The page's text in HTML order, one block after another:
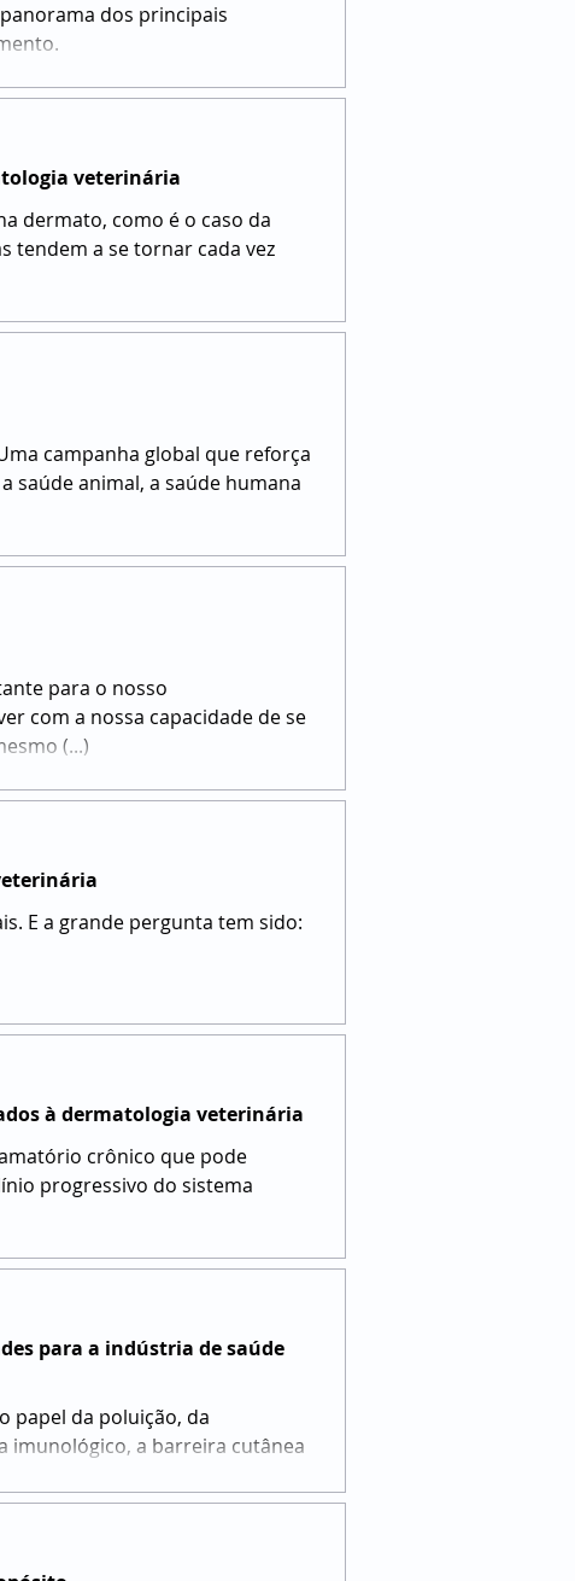
dos principais
veterinária
dermato, como é o caso da
tendem a se tornar cada vez
campanha global que reforça
saúde animal, a saúde humana
para o nosso
com a nossa capacidade de se
(...)
E a grande pergunta tem sido:
à dermatologia veterinária
crônico que pode
progressivo do sistema
para a indústria de saúde
papel da poluição, da
imunológico, a barreira cutânea